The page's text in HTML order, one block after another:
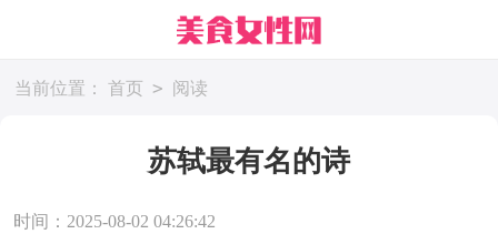
当前位置： 首页 > 阅读
苏轼最有名的诗
时间：2025-08-02 04:26:42